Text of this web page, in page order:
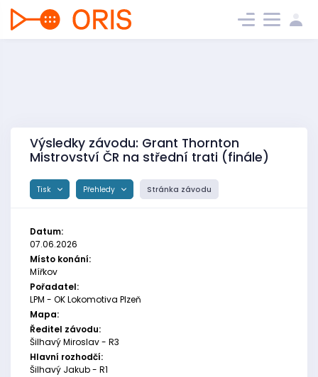
Výsledky závodu: Grant Thornton
Mistrovství ČR na střední trati (finále)
Tisk Přehledy Stránka závodu
Datum:
07.06.2026
Místo konání:
Mířkov
Pořadatel:
LPM - OK Lokomotiva Plzeň
Mapa:
Ředitel závodu:
Šilhavý Miroslav - R3
Hlavní rozhodčí:
Šilhavý Jakub - R1